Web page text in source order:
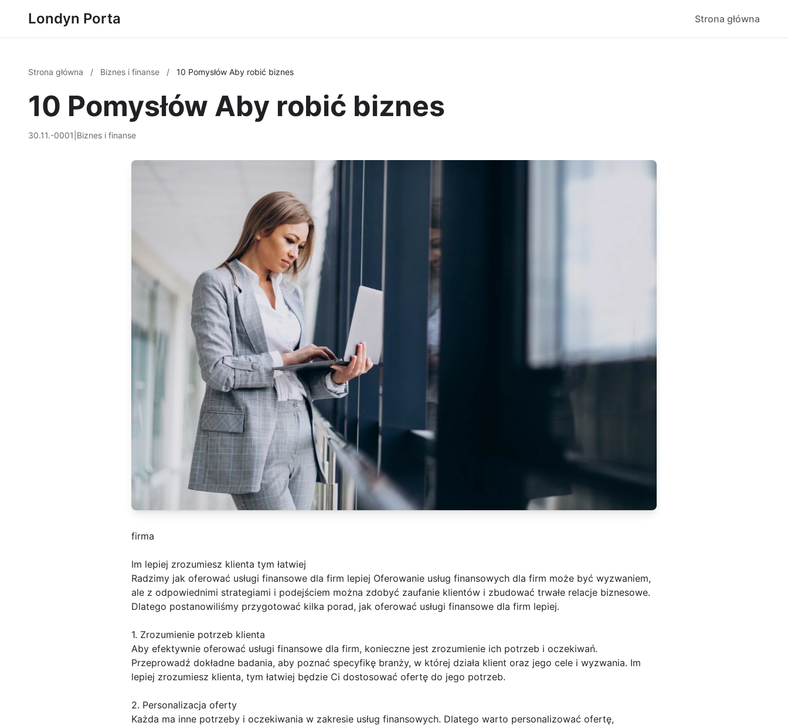
Londyn Porta Strona główna
Strona główna / Biznes i finanse / 10 Pomysłów Aby robić biznes
10 Pomysłów Aby robić biznes
30.11.-0001 Biznes i finanse
firma
Im lepiej zrozumiesz klienta tym łatwiej
Radzimy jak oferować usługi finansowe dla firm lepiej Oferowanie usług finansowych dla firm może być wyzwaniem,
ale z odpowiednimi strategiami i podejściem można zdobyć zaufanie klientów i zbudować trwałe relacje biznesowe.
Dlatego postanowiliśmy przygotować kilka porad, jak oferować usługi finansowe dla firm lepiej.
1. Zrozumienie potrzeb klienta
Aby efektywnie oferować usługi finansowe dla firm, konieczne jest zrozumienie ich potrzeb i oczekiwań.
Przeprowadź dokładne badania, aby poznać specyfikę branży, w której działa klient oraz jego cele i wyzwania. Im
lepiej zrozumiesz klienta, tym łatwiej będzie Ci dostosować ofertę do jego potrzeb.
2. Personalizacja oferty
Każda ma inne potrzeby i oczekiwania w zakresie usług finansowych. Dlatego warto personalizować ofertę,